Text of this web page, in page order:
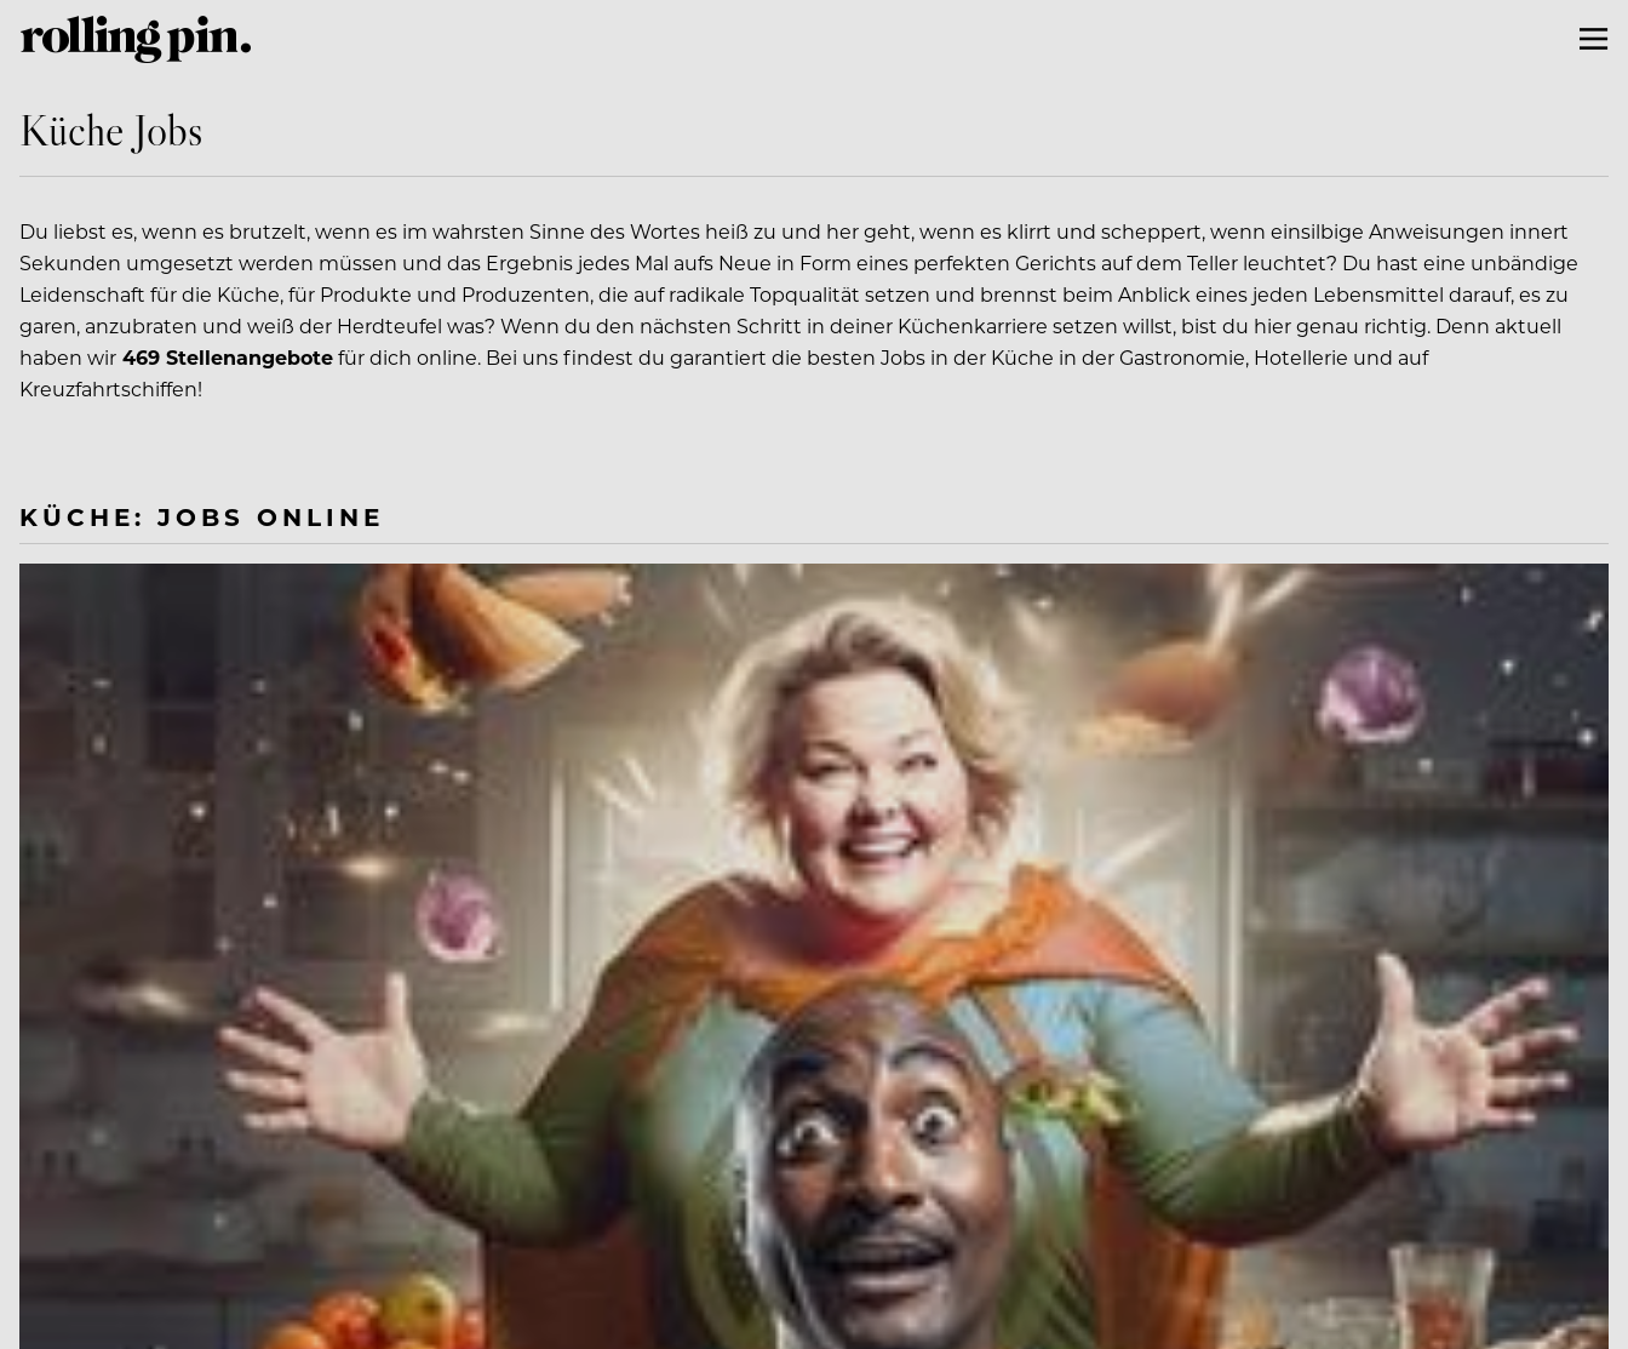
Küche Jobs
Du liebst es, wenn es brutzelt, wenn es im wahrsten Sinne des Wortes heiß zu und her geht, wenn es klirrt und scheppert, wenn einsilbige Anweisungen innert
Sekunden umgesetzt werden müssen und das Ergebnis jedes Mal aufs Neue in Form eines perfekten Gerichts auf dem Teller leuchtet? Du hast eine unbändige
Leidenschaft für die Küche, für Produkte und Produzenten, die auf radikale Topqualität setzen und brennst beim Anblick eines jeden Lebensmittel darauf, es zu
garen, anzubraten und weiß der Herdteufel was? Wenn du den nächsten Schritt in deiner Küchenkarriere setzen willst, bist du hier genau richtig. Denn aktuell
haben wir 469 Stellenangebotefür dich online. Bei uns findest du garantiert die besten Jobs in der Küche in der Gastronomie, Hotellerie und auf
Kreuzfahrtschiffen!
KÜCHE: JOBS ONLINE